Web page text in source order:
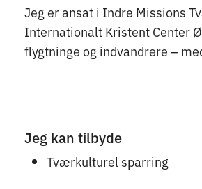
Jeg er ansat i Indre Missions
Internationalt Kristent Center
flygtninge og indvandrere –
Jeg kan tilbyde
Tværkulturel sparring